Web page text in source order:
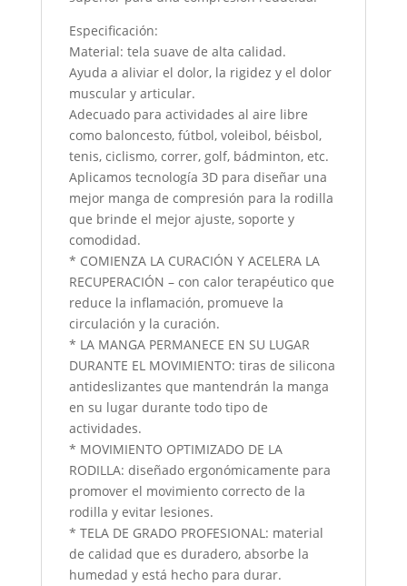
Especificación:
Material: tela suave de alta calidad.
Ayuda a aliviar el dolor, la rigidez y el dolor
muscular y articular.
Adecuado para actividades al aire libre
como baloncesto, fútbol, ​​voleibol, béisbol,
tenis, ciclismo, correr, golf, bádminton, etc.
Aplicamos tecnología 3D para diseñar una
mejor manga de compresión para la rodilla
que brinde el mejor ajuste, soporte y
comodidad.
* COMIENZA LA CURACIÓN Y ACELERA LA
RECUPERACIÓN – con calor terapéutico que
reduce la inflamación, promueve la
circulación y la curación.
* LA MANGA PERMANECE EN SU LUGAR
DURANTE EL MOVIMIENTO: tiras de silicona
antideslizantes que mantendrán la manga
en su lugar durante todo tipo de
actividades.
* MOVIMIENTO OPTIMIZADO DE LA
RODILLA: diseñado ergonómicamente para
promover el movimiento correcto de la
rodilla y evitar lesiones.
* TELA DE GRADO PROFESIONAL: material
de calidad que es duradero, absorbe la
humedad y está hecho para durar.